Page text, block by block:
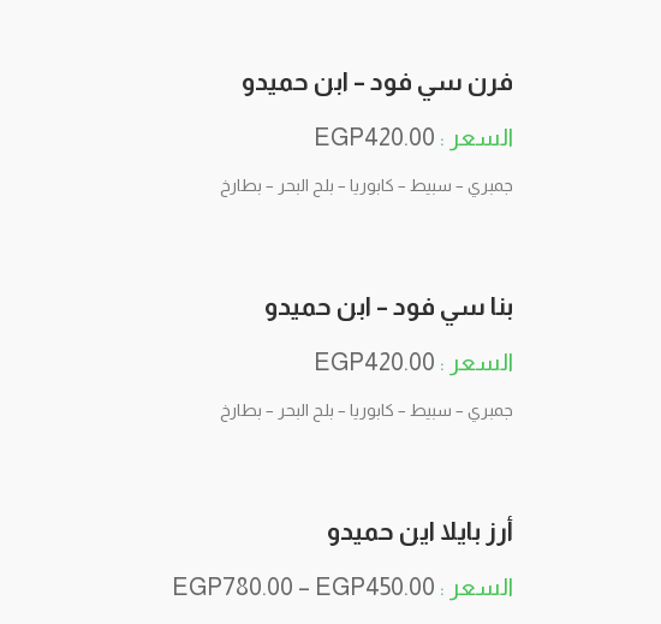
فرن سي فود – ابن حميدو
EGP420.00
جمبري – سبيط – كابوريا – بلح البحر – بطارخ
بنا سي فود – ابن حميدو
EGP420.00
جمبري – سبيط – كابوريا – بلح البحر – بطارخ
أرز بايلا اين حميدو
EGP450.00
–
EGP780.00